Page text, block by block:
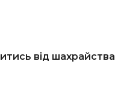
від шахрайства